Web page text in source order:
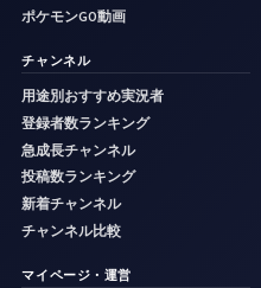
ポケモンGO動画
チャンネル
用途別おすすめ実況者
登録者数ランキング
急成長チャンネル
投稿数ランキング
新着チャンネル
チャンネル比較
マイページ・運営